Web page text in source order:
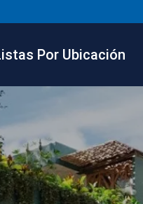
Por Ubicación